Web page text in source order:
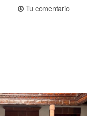
Tu comentario